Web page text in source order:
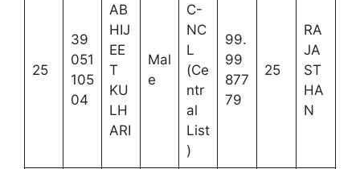
25
39
051
105
04
AB
HIJ
EE
T
KU
LH
ARI
Mal
e
C-
NC
L
(Ce
ntr
al
List
)
99.
99
877
79
25
RA
JA
ST
HA
N